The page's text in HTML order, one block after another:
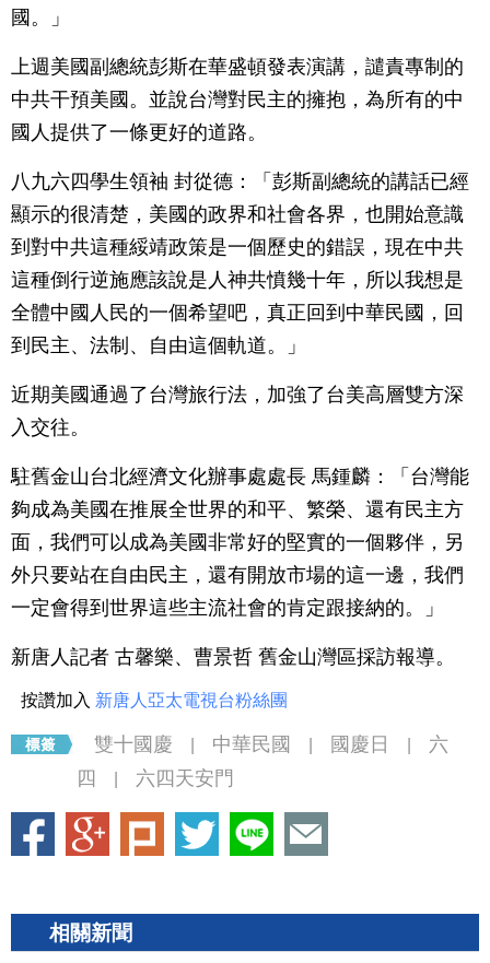
國。」
上週美國副總統彭斯在華盛頓發表演講，譴責專制的
中共干預美國。並說台灣對民主的擁抱，為所有的中
國人提供了一條更好的道路。
八九六四學生領袖 封從德：「彭斯副總統的講話已經
顯示的很清楚，美國的政界和社會各界，也開始意識
到對中共這種綏靖政策是一個歷史的錯誤，現在中共
這種倒行逆施應該說是人神共憤幾十年，所以我想是
全體中國人民的一個希望吧，真正回到中華民國，回
到民主、法制、自由這個軌道。」
近期美國通過了台灣旅行法，加強了台美高層雙方深
入交往。
駐舊金山台北經濟文化辦事處處長 馬鍾麟：「台灣能
夠成為美國在推展全世界的和平、繁榮、還有民主方
面，我們可以成為美國非常好的堅實的一個夥伴，另
外只要站在自由民主，還有開放市場的這一邊，我們
一定會得到世界這些主流社會的肯定跟接納的。」
新唐人記者 古馨樂、曹景哲 舊金山灣區採訪報導。
按讚加入 新唐人亞太電視台粉絲團
雙十國慶 中華民國 國慶日
六
四
六四天安門
相關新聞